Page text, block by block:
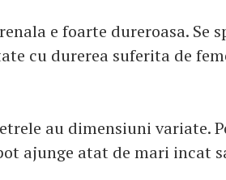
e foarte dureroasa. Se
cu durerea suferita de
au dimensiuni variate.
ajunge atat de mari incat